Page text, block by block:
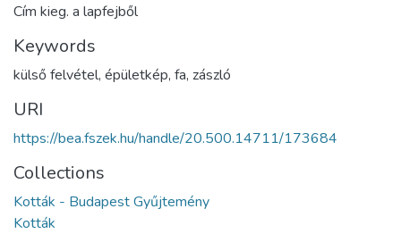
Cím kieg. a lapfejből
Keywords
külső felvétel, épületkép, fa, zászló
URI
https://bea.fszek.hu/handle/20.500.14711/173684
Collections
Kották - Budapest Gyűjtemény
Kották